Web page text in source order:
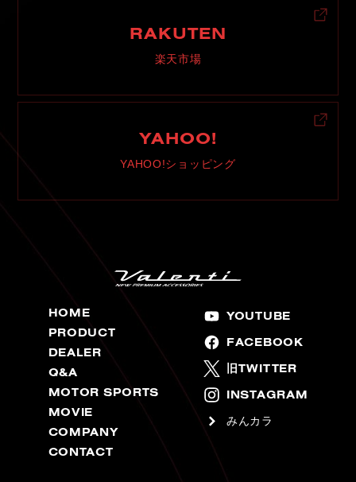
RAKUTEN
楽天市場
YAHOO!
YAHOO!ショッピング
HOME
PRODUCT
DEALER
Q&A
MOTOR SPORTS
MOVIE
COMPANY
CONTACT
YOUTUBE
FACEBOOK
旧TWITTER
INSTAGRAM
みんカラ